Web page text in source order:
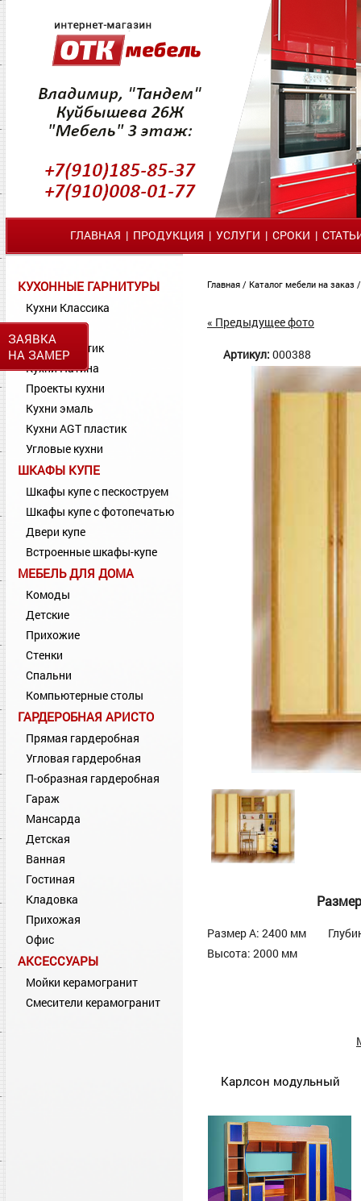
ЗАЯВКА
НА ЗАМЕР
ГЛАВНАЯ | ПРОДУКЦИЯ | УСЛУГИ | СРОКИ |
КУХОННЫЕ ГАРНИТУРЫ
Кухни Классика
Кухни МДФ
Кухни Пластик
Кухни Патина
Проекты кухни
Кухни эмаль
Кухни AGT пластик
Угловые кухни
ШКАФЫ КУПЕ
Шкафы купе с пескоструем
Шкафы купе с фотопечатью
Двери купе
Встроенные шкафы-купе
МЕБЕЛЬ ДЛЯ ДОМА
Комоды
Детские
Прихожие
Стенки
Спальни
Компьютерные столы
ГАРДЕРОБНАЯ АРИСТО
Прямая гардеробная
Угловая гардеробная
П-образная гардеробная
Гараж
Мансарда
Детская
Ванная
Гостиная
Кладовка
Прихожая
Офис
АКСЕССУАРЫ
Мойки керамогранит
Смесители керамогранит
Главная / Каталог мебели на заказ
« Предыдущее фото
Артикул: 000388
Размер А: 2400 мм
Высота: 2000 мм
Карлсон модульный